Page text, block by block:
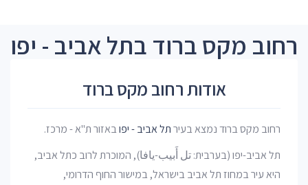
רחוב מקס ברוד בתל אביב - יפו
אודות רחוב מקס ברוד
רחוב מקס ברוד נמצא בעירתל אביב - יפובאזור ת"א - מרכז.
תל אביב-יפו (בערבית: تل أَبيب-يافا), המוכרת לרוב כתל אביב,
היא עיר במחוז תל אביב בישראל, במישור החוף הדרומי,